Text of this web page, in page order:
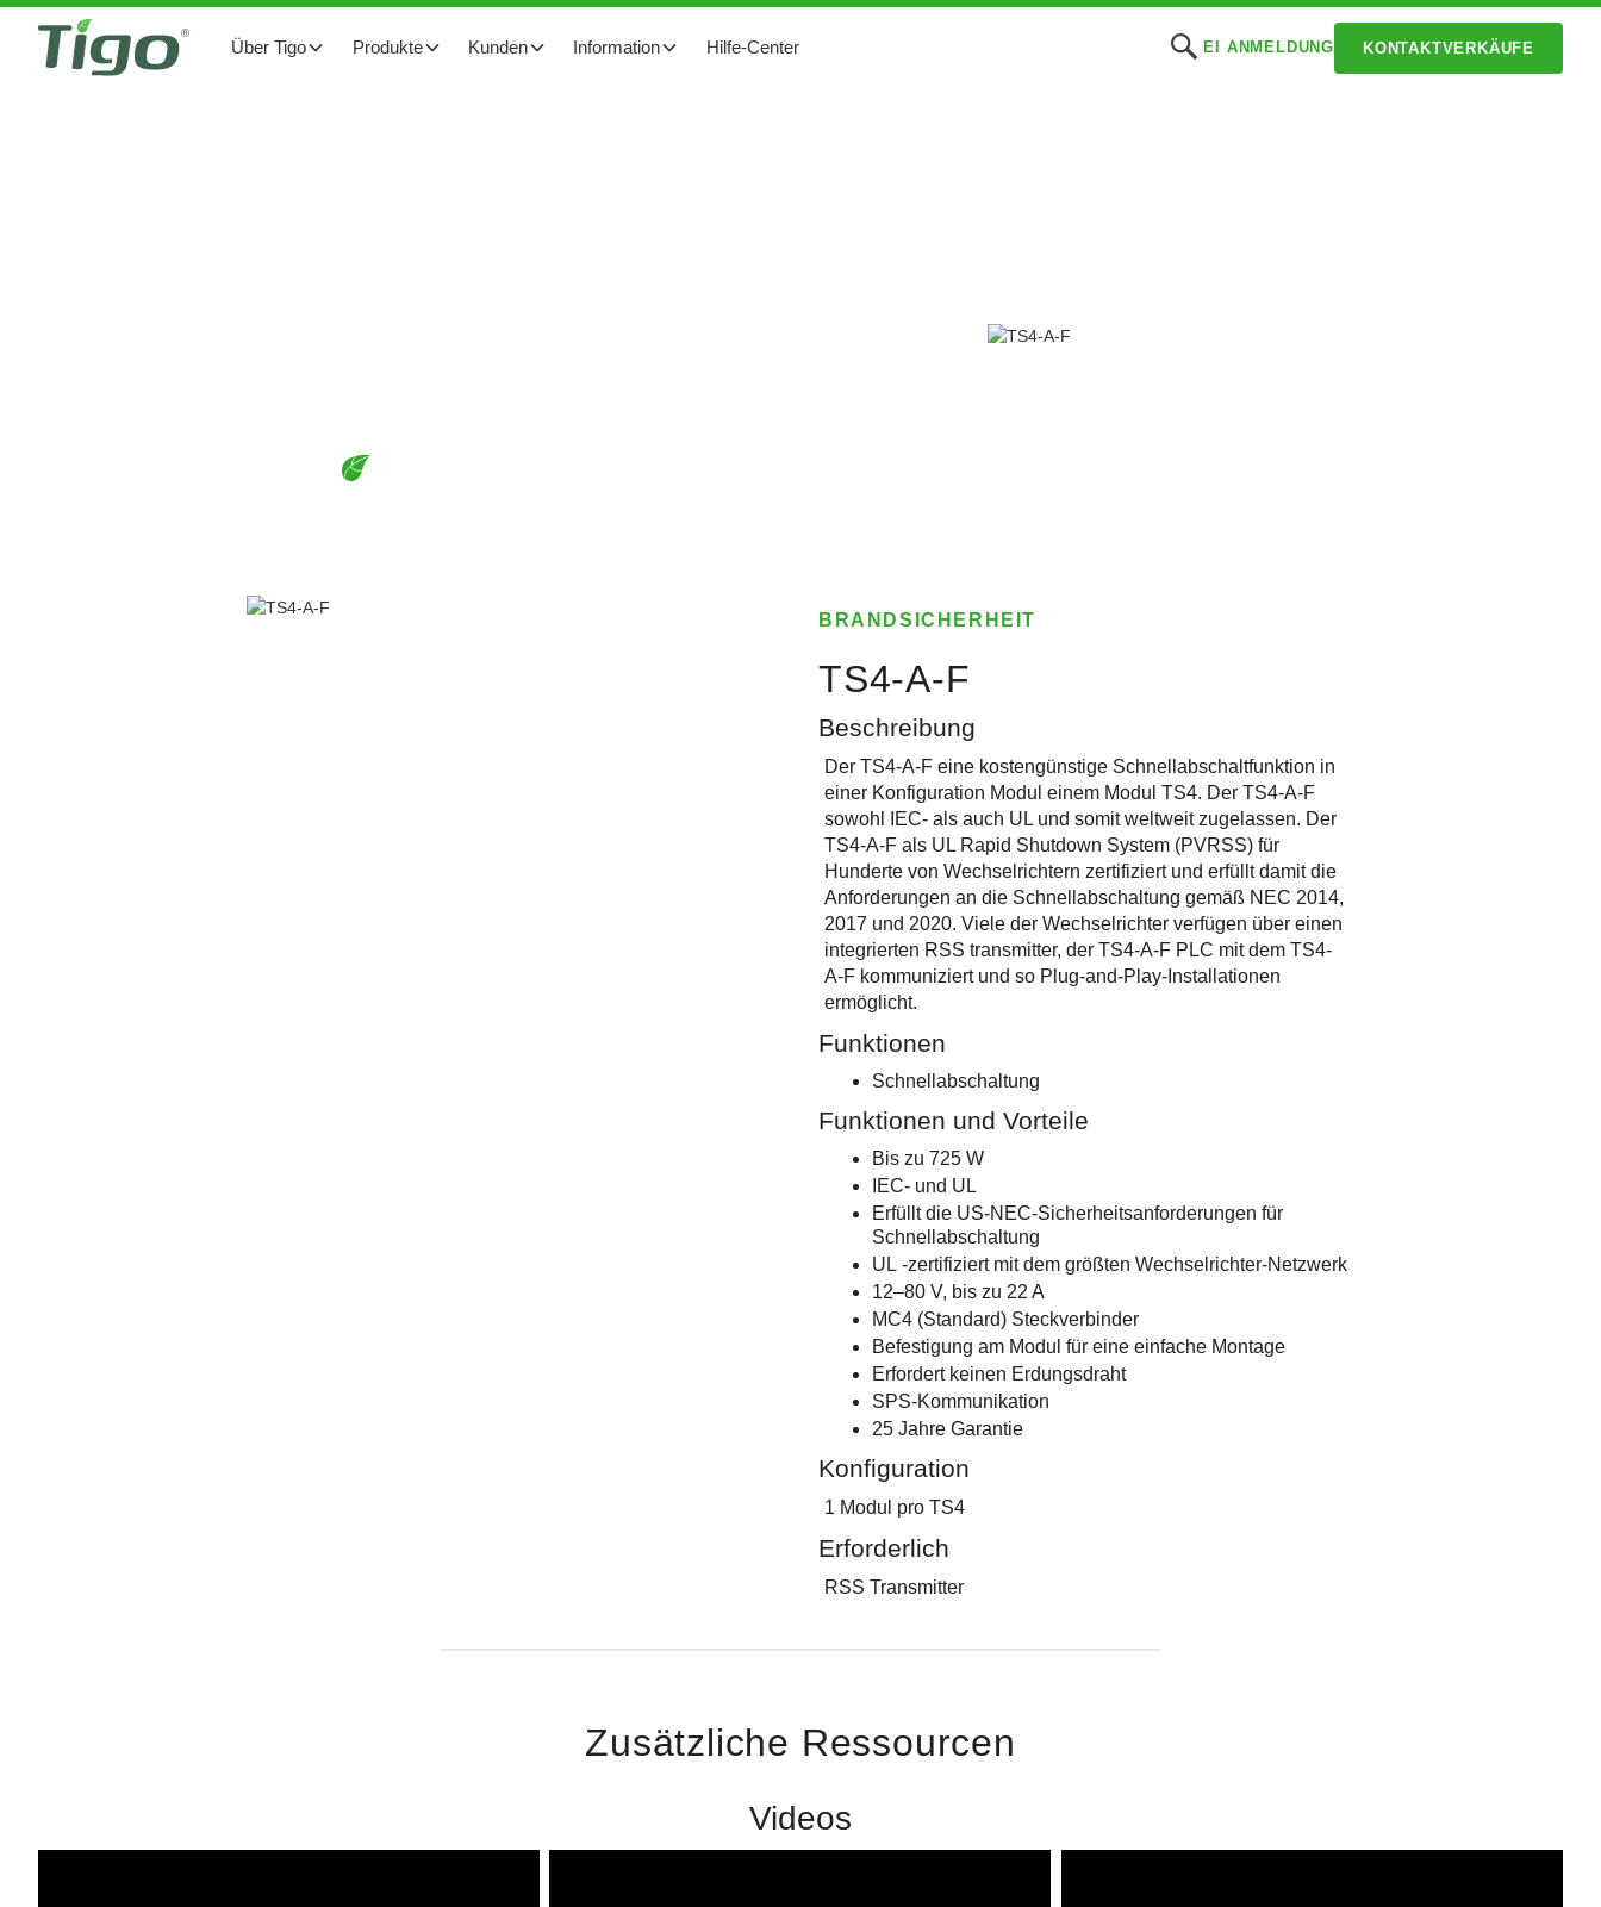
Über Tigo Produkte Kunden Information Hilfe-Center EI ANMELDUNG KONTAKTVERKÄUFE
TS4-A MLPE
BRANDSICHERHEIT
TS4-A-F
Beschreibung
Der TS4-A-F eine kostengünstige Schnellabschaltfunktion in
einer Konfiguration Modul einem Modul TS4. Der TS4-A-F
sowohl IEC- als auch UL und somit weltweit zugelassen. Der
TS4-A-F als UL Rapid Shutdown System (PVRSS) für
Hunderte von Wechselrichtern zertifiziert und erfüllt damit die
Anforderungen an die Schnellabschaltung gemäß NEC 2014,
2017 und 2020. Viele der Wechselrichter verfügen über einen
integrierten RSS transmitter, der TS4-A-F PLC mit dem TS4-
A-F kommuniziert und so Plug-and-Play-Installationen
ermöglicht.
Funktionen
Schnellabschaltung
Funktionen und Vorteile
Bis zu 725 W
IEC- und UL
Erfüllt die US-NEC-Sicherheitsanforderungen für
Schnellabschaltung
UL -zertifiziert mit dem größten Wechselrichter-Netzwerk
12–80 V, bis zu 22 A
MC4 (Standard) Steckverbinder
Befestigung am Modul für eine einfache Montage
Erfordert keinen Erdungsdraht
SPS-Kommunikation
25 Jahre Garantie
Konfiguration
1 Modul pro TS4
Erforderlich
RSS Transmitter
Zusätzliche Ressourcen
Videos